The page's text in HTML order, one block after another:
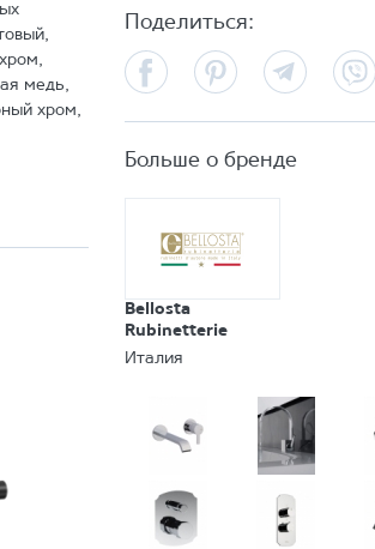
медь,
хром,
Поделиться:
Facebook Pinterest Telegram
Больше о бренде
Bellosta
Rubinetterie
Италия